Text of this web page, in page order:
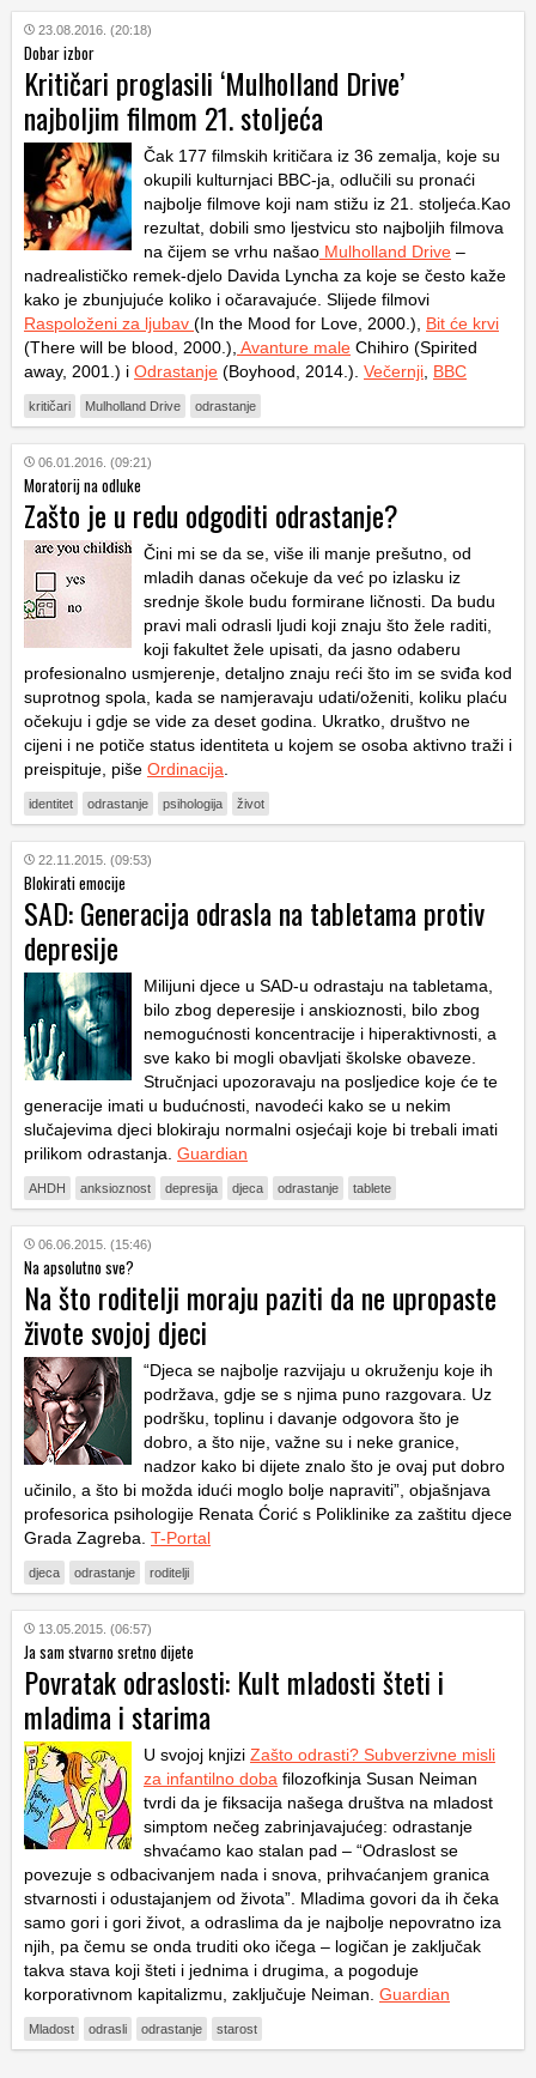
23.08.2016. (20:18)
Dobar izbor
Kritičari proglasili ‘Mulholland Drive’
najboljim filmom 21. stoljeća
Čak 177 filmskih kritičara iz 36 zemalja, koje su
okupili kulturnjaci BBC-ja, odlučili su pronaći
najbolje filmove koji nam stižu iz 21. stoljeća.Kao
rezultat, dobili smo ljestvicu sto najboljih filmova
na čijem se vrhu našao Mulholland Drive –
nadrealističko remek-djelo Davida Lyncha za koje se često kaže
kako je zbunjujuće koliko i očaravajuće. Slijede filmovi
Raspoloženi za ljubav (In the Mood for Love, 2000.), Bit će krvi
(There will be blood, 2000.), Avanture male Chihiro (Spirited
away, 2001.) i Odrastanje (Boyhood, 2014.). Večernji BBC
kritičari Mulholland Drive odrastanje
06.01.2016. (09:21)
Moratorij na odluke
Zašto je u redu odgoditi odrastanje?
Čini mi se da se, više ili manje prešutno, od
mladih danas očekuje da već po izlasku iz
srednje škole budu formirane ličnosti. Da budu
pravi mali odrasli ljudi koji znaju što žele raditi,
koji fakultet žele upisati, da jasno odaberu
profesionalno usmjerenje, detaljno znaju reći što im se sviđa kod
suprotnog spola, kada se namjeravaju udati/oženiti, koliku plaću
očekuju i gdje se vide za deset godina. Ukratko, društvo ne
cijeni i ne potiče status identiteta u kojem se osoba aktivno traži i
preispituje, piše Ordinacija
identitet odrastanje psihologija život
22.11.2015. (09:53)
Blokirati emocije
SAD: Generacija odrasla na tabletama protiv
depresije
Milijuni djece u SAD-u odrastaju na tabletama,
bilo zbog deperesije i anskioznosti, bilo zbog
nemogućnosti koncentracije i hiperaktivnosti, a
sve kako bi mogli obavljati školske obaveze.
Stručnjaci upozoravaju na posljedice koje će te
generacije imati u budućnosti, navodeći kako se u nekim
slučajevima djeci blokiraju normalni osjećaji koje bi trebali imati
prilikom odrastanja. Guardian
AHDH anksioznost depresija djeca odrastanje tablete
06.06.2015. (15:46)
Na apsolutno sve?
Na što roditelji moraju paziti da ne upropaste
živote svojoj djeci
“Djeca se najbolje razvijaju u okruženju koje ih
podržava, gdje se s njima puno razgovara. Uz
podršku, toplinu i davanje odgovora što je
dobro, a što nije, važne su i neke granice,
nadzor kako bi dijete znalo što je ovaj put dobro
učinilo, a što bi možda idući moglo bolje napraviti”, objašnjava
profesorica psihologije Renata Ćorić s Poliklinike za zaštitu djece
Grada Zagreba. T-Portal
djeca odrastanje roditelji
13.05.2015. (06:57)
Ja sam stvarno sretno dijete
Povratak odraslosti: Kult mladosti šteti i
mladima i starima
U svojoj knjizi Zašto odrasti? Subverzivne misli
za infantilno doba filozofkinja Susan Neiman
tvrdi da je fiksacija našega društva na mladost
simptom nečeg zabrinjavajućeg: odrastanje
shvaćamo kao stalan pad – “Odraslost se
povezuje s odbacivanjem nada i snova, prihvaćanjem granica
stvarnosti i odustajanjem od života”. Mladima govori da ih čeka
samo gori i gori život, a odraslima da je najbolje nepovratno iza
njih, pa čemu se onda truditi oko ičega – logičan je zaključak
takva stava koji šteti i jednima i drugima, a pogoduje
korporativnom kapitalizmu, zaključuje Neiman. Guardian
Mladost odrasli odrastanje starost